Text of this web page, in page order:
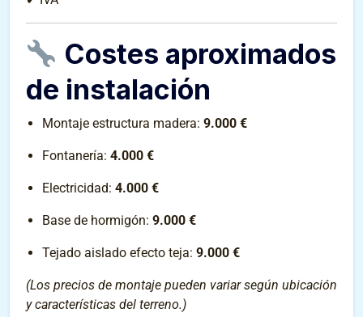
Costes aproximados
de instalación
Montaje estructura madera: 9.000 €
Fontanería: 4.000 €
Electricidad: 4.000 €
Base de hormigón: 9.000 €
Tejado aislado efecto teja: 9.000 €
(Los precios de montaje pueden variar según ubicación
y características del terreno.)